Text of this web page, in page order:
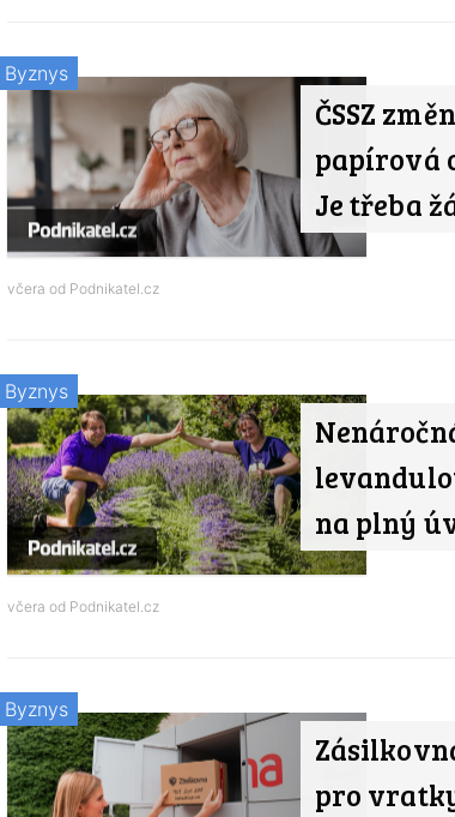
ČSSZ
papírová
Je třeba
Byznys
včera od Podnikatel.cz
na plný
Byznys
včera od Podnikatel.cz
pro
Byznys